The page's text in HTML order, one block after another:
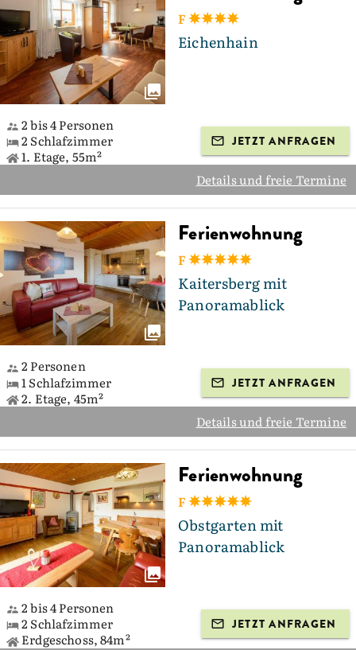
F
Eichenhain
2 bis 4 Personen
2 Schlafzimmer
1. Etage, 55m²
JETZT ANFRAGEN
Details und freie Termine
Ferienwohnung
F
Kaitersberg mit
Panoramablick
2 Personen
1 Schlafzimmer
2. Etage, 45m²
JETZT ANFRAGEN
Details und freie Termine
Ferienwohnung
F
Obstgarten mit
Panoramablick
2 bis 4 Personen
2 Schlafzimmer
Erdgeschoss, 84m²
JETZT ANFRAGEN